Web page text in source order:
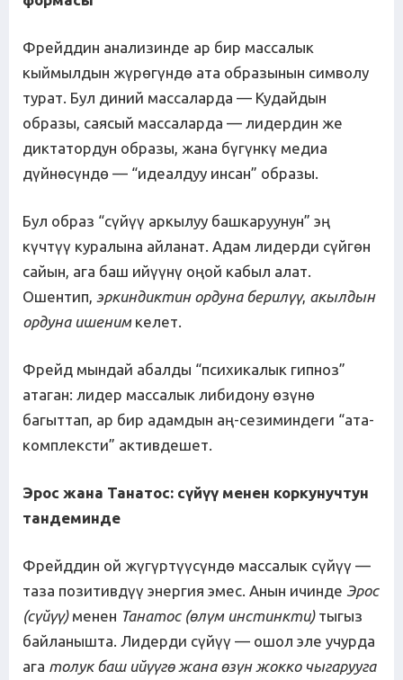
Фрейддин анализинде ар бир массалык
кыймылдын жүрөгүндө ата образынын символу
турат. Бул диний массаларда — Кудайдын
образы, саясый массаларда — лидердин же
диктатордун образы, жана бүгүнкү медиа
дүйнөсүндө — “идеалдуу инсан” образы.
Бул образ “сүйүү аркылуу башкаруунун” эң
күчтүү куралына айланат. Адам лидерди сүйгөн
сайын, ага баш ийүүнү оңой кабыл алат.
Ошентип, эркиндиктин ордуна берилүү, акылдын
ордуна ишенимкелет.
Фрейд мындай абалды “психикалык гипноз”
атаган: лидер массалык либидону өзүнө
багыттап, ар бир адамдын аң-сезиминдеги “ата-
комплексти” активдешет.
Эрос жана Танатос: сүйүү менен коркунучтун
тандеминде
Фрейддин ой жүгүртүүсүндө массалык сүйүү —
таза позитивдүү энергия эмес. Анын ичинде Эрос
(сүйүү)менен Танатос (өлүм инстинкти)тыгыз
байланышта. Лидерди сүйүү — ошол эле учурда
ага толук баш ийүүгө жана өзүн жокко чыгарууга